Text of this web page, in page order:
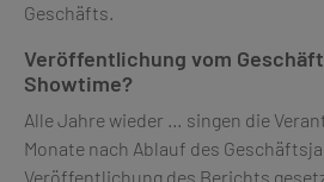
Geschäfts.
Veröffentlichung vom
Showtime?
Alle Jahre wieder … singen die
Monate nach Ablauf des
Veröffentlichung des Berichts